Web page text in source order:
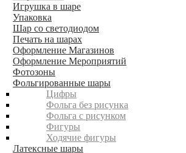
Игрушка в шаре
Упаковка
Шар со светодиодом
Печать на шарах
Оформление Магазинов
Оформление Мероприятий
Фотозоны
Фольгированные шары
Цифры
Фольга без рисунка
Фольга с рисунком
Фигуры
Ходячие фигуры
Латексные шары